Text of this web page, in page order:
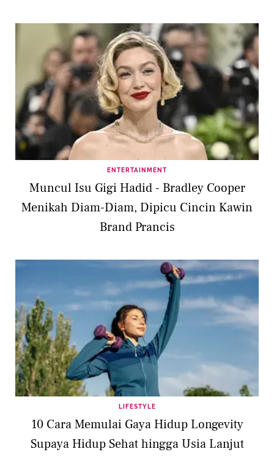
ENTERTAINMENT
Muncul Isu Gigi Hadid - Bradley Cooper
Menikah Diam-Diam, Dipicu Cincin Kawin
Brand Prancis
LIFESTYLE
10 Cara Memulai Gaya Hidup Longevity
Supaya Hidup Sehat hingga Usia Lanjut